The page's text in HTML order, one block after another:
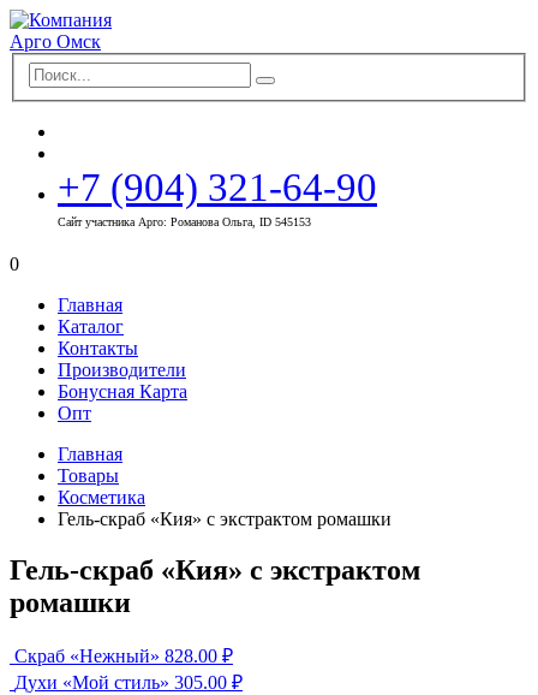
+7 (904) 321-64-90
Сайт участника Арго: Романова Ольга, ID 545153
0
Главная
Каталог
Контакты
Производители
Бонусная Карта
Опт
Главная
Товары
Косметика
Гель-скраб «Кия» с экстрактом ромашки
Гель-скраб «Кия» с экстрактом
ромашки
Скраб «Нежный» 828.00 ₽
Духи «Мой стиль» 305.00 ₽